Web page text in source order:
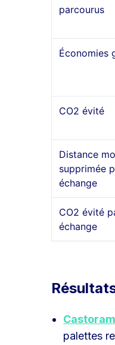
parcourus
Économies
CO2 évité
Distance
supprimée
échange
CO2 évité
échange
palettes